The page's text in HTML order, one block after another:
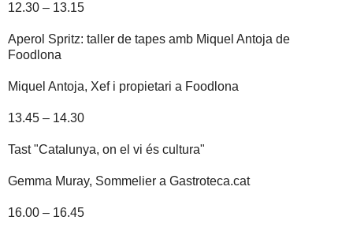
12.30 – 13.15
Aperol Spritz: taller de tapes amb Miquel Antoja de
Foodlona
Miquel Antoja, Xef i propietari a Foodlona
13.45 – 14.30
Tast "Catalunya, on el vi és cultura"
Gemma Muray, Sommelier a Gastroteca.cat
16.00 – 16.45